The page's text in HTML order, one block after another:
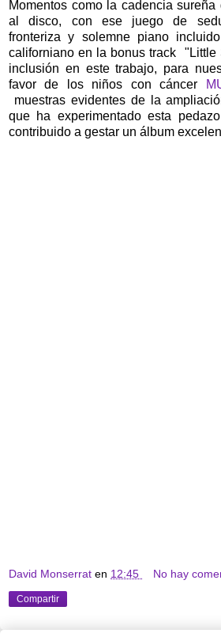
Momentos como la cadencia
al disco, con ese juego de
fronteriza y solemne piano
californiano en la bonus track "Little
inclusión en este trabajo, para
favor de los niños con cáncer
muestras evidentes de la
que ha experimentado esta
contribuido a gestar un álbum
David Monserrat en 12:45 No hay
Compartir